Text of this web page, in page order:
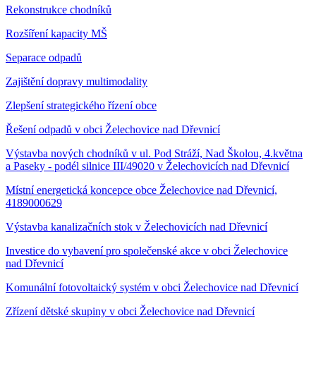
Rekonstrukce chodníků
Rozšíření kapacity MŠ
Separace odpadů
Zajištění dopravy multimodality
Zlepšení strategického řízení obce
Řešení odpadů v obci Želechovice nad Dřevnicí
Výstavba nových chodníků v ul. Pod Stráží, Nad Školou, 4.května
a Paseky - podél silnice III/49020 v Želechovicích nad Dřevnicí
Místní energetická koncepce obce Želechovice nad Dřevnicí,
4189000629
Výstavba kanalizačních stok v Želechovicích nad Dřevnicí
Investice do vybavení pro společenské akce v obci Želechovice
nad Dřevnicí
Komunální fotovoltaický systém v obci Želechovice nad Dřevnicí
Zřízení dětské skupiny v obci Želechovice nad Dřevnicí